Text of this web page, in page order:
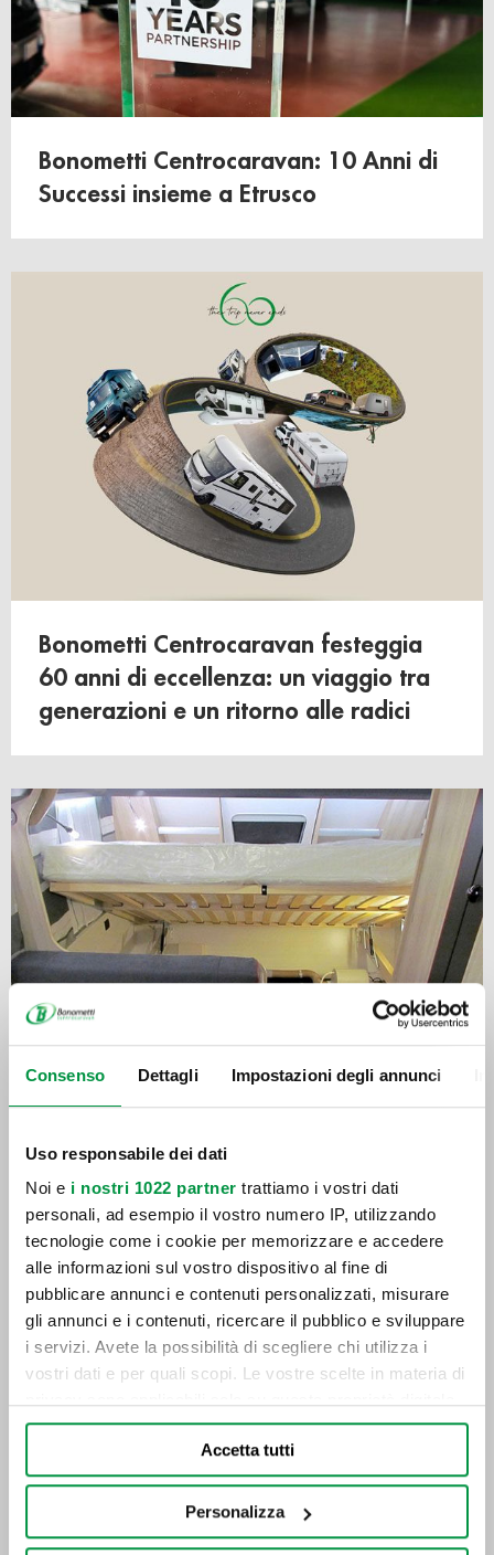
Consenso Dettagli Impostazioni degli annunci
Uso responsabile dei dati
Noi e i nostri 1022 partner trattiamo i vostri dati
personali, ad esempio il vostro numero IP, utilizzando
tecnologie come i cookie per memorizzare e accedere
alle informazioni sul vostro dispositivo al fine di
pubblicare annunci e contenuti personalizzati, misurare
gli annunci e i contenuti, ricercare il pubblico e sviluppare
i servizi. Avete la possibilità di scegliere chi utilizza i
vostri dati e per quali scopi. Le vostre scelte in materia di
in cui avete effettuato le vostre scelte. È possibile
modificare o revocare il proprio consenso in qualsiasi
momento dalla Dichiarazione sui cookie o facendo clic
sull'icona di attivazione della privacy.
Accetta tutti
Personalizza
Bonometti Centrocaravan: 10 Anni di
Successi insieme a Etrusco
Bonometti Centrocaravan festeggia
60 anni di eccellenza: un viaggio tra
generazioni e un ritorno alle radici
Come caricare una caravan